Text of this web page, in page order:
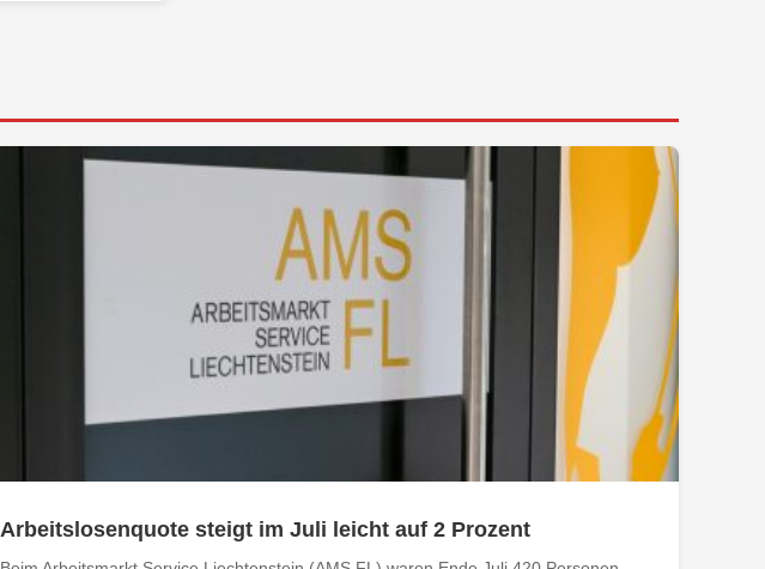
Arbeitslosenquote steigt im Juli leicht auf 2 Prozent